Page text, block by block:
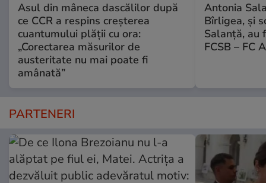
Asul din mâneca dascălilor după
ce CCR a respins creșterea
cuantumului plății cu ora:
„Corectarea măsurilor de
austeritate nu mai poate fi
amânată”
Antonia
Bîrligea, și
Salanță, au
FCSB – FC
PARTENERI